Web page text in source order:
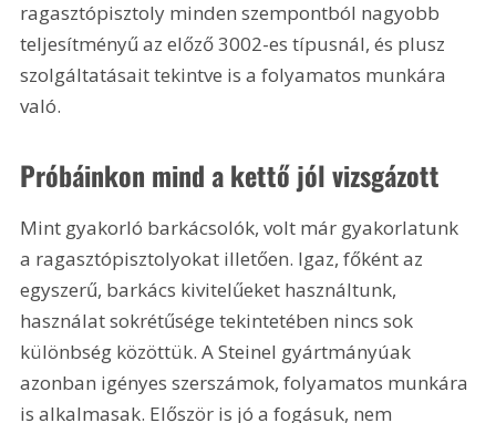
ragasztópisztoly minden szempontból nagyobb
teljesítményű az előző 3002-es típusnál, és plusz
szolgáltatásait tekintve is a folyamatos munkára
való.
Próbáinkon mind a kettő jól vizsgázott
Mint gyakorló barkácsolók, volt már gyakorlatunk
a ragasztópisztolyokat illetően. Igaz, főként az
egyszerű, barkács kivitelűeket használtunk,
használat sokrétűsége tekintetében nincs sok
különbség közöttük. A Steinel gyártmányúak
azonban igényes szerszámok, folyamatos munkára
is alkalmasak. Először is jó a fogásuk, nem